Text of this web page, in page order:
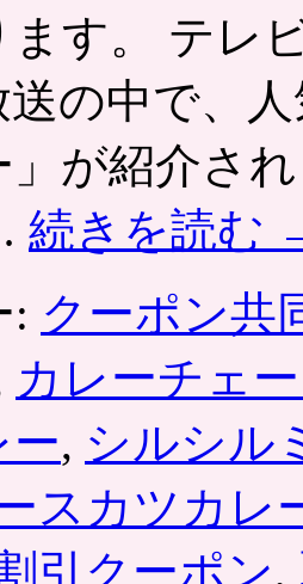
の
ロ
ー
ス
ツ
カ
レ
ー・
メ
チ
カ
ツ
カ
ー・
ミ
ク
ス
定
ます。 テレ
送の中で、
」が紹介さ
続きを読む
: クーポン共
カレーチェ
ー, シルシル
スカツカレ
引クーポン,